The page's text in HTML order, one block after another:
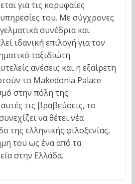
για τις κορυφαίες
υπηρεσίες του. Με σύγχρονες
συνέδρια και
ιδανική επιλογή για τον
ταξιδιώτη.
ανέσεις και η εξαίρετη
το Makedonia Palace
στην πόλη της
τις βραβεύσεις, το
να θέτει νέα
της ελληνικής φιλοξενίας,
του ως ένα από τα
στην Ελλάδα.